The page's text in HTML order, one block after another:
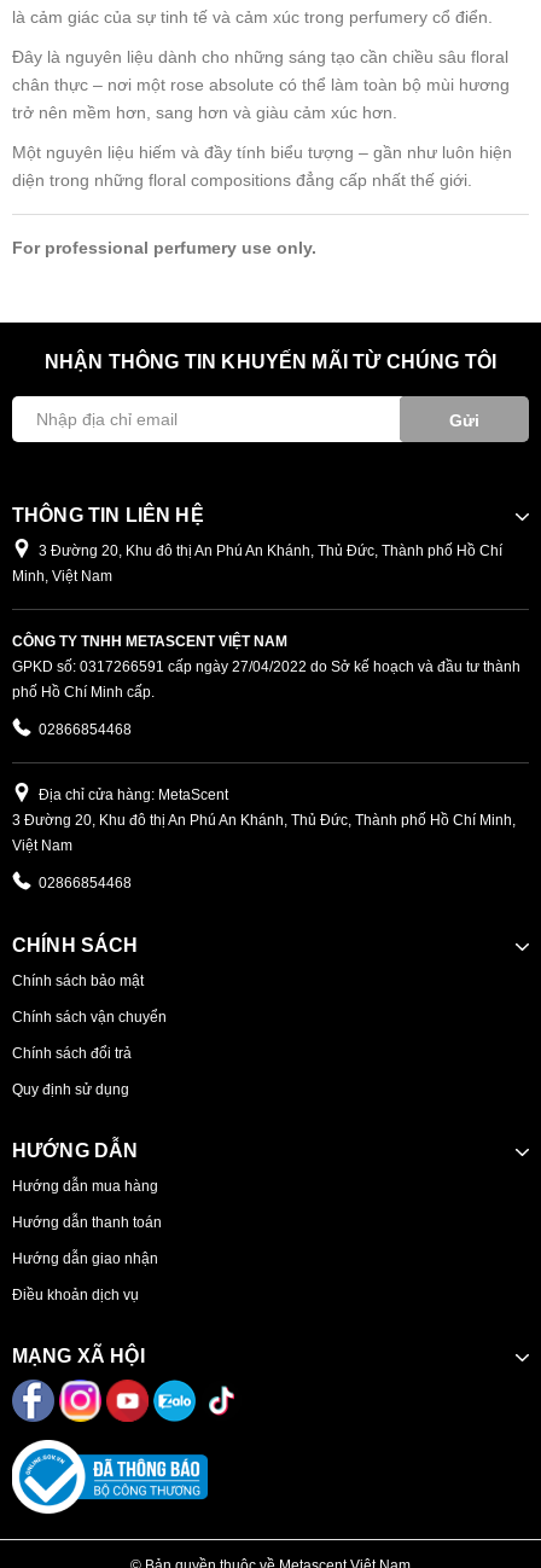
là cảm giác của sự tinh tế và cảm xúc trong perfumery cổ điển.
Đây là nguyên liệu dành cho những sáng tạo cần chiều sâu floral
chân thực – nơi một rose absolute có thể làm toàn bộ mùi hương
trở nên mềm hơn, sang hơn và giàu cảm xúc hơn.
Một nguyên liệu hiếm và đầy tính biểu tượng – gần như luôn hiện
diện trong những floral compositions đẳng cấp nhất thế giới.
For professional perfumery use only.
NHẬN THÔNG TIN KHUYẾN MÃI TỪ CHÚNG TÔI
Gửi
THÔNG TIN LIÊN HỆ
3 Đường 20, Khu đô thị An Phú An Khánh, Thủ Đức, Thành phố Hồ Chí
Minh, Việt Nam
CÔNG TY TNHH METASCENT VIỆT NAM
GPKD số: 0317266591 cấp ngày 27/04/2022 do Sở kế hoạch và đầu tư thành
phố Hồ Chí Minh cấp.
02866854468
Địa chỉ cửa hàng: MetaScent
3 Đường 20, Khu đô thị An Phú An Khánh, Thủ Đức, Thành phố Hồ Chí Minh,
Việt Nam
02866854468
CHÍNH SÁCH
Chính sách bảo mật
Chính sách vận chuyển
Chính sách đổi trả
Quy định sử dụng
HƯỚNG DẪN
Hướng dẫn mua hàng
Hướng dẫn thanh toán
Hướng dẫn giao nhận
Điều khoản dịch vụ
MẠNG XÃ HỘI